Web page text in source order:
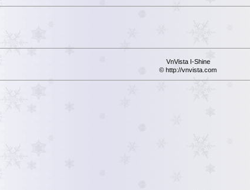
VnVista I-Shine
© http://vnvista.com